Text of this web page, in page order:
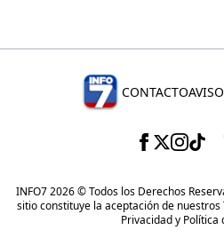
CONTACTO
INFO7 2026 © Todos los Derechos
sitio constituye la aceptación de nuestros
Privacidady Política